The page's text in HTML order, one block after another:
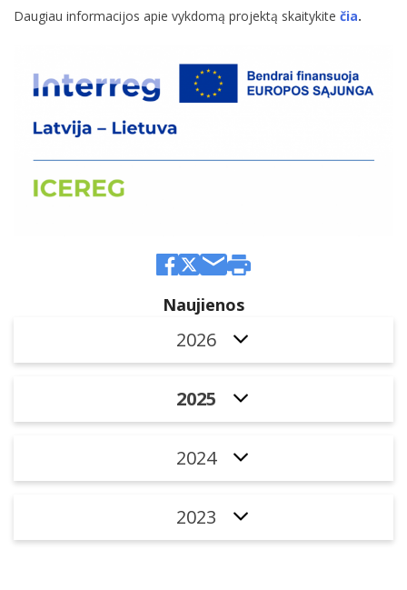
Naujienos
2026
2025
2024
2023
Daugiau informacijos apie vykdomą projektą skaitykite čia.